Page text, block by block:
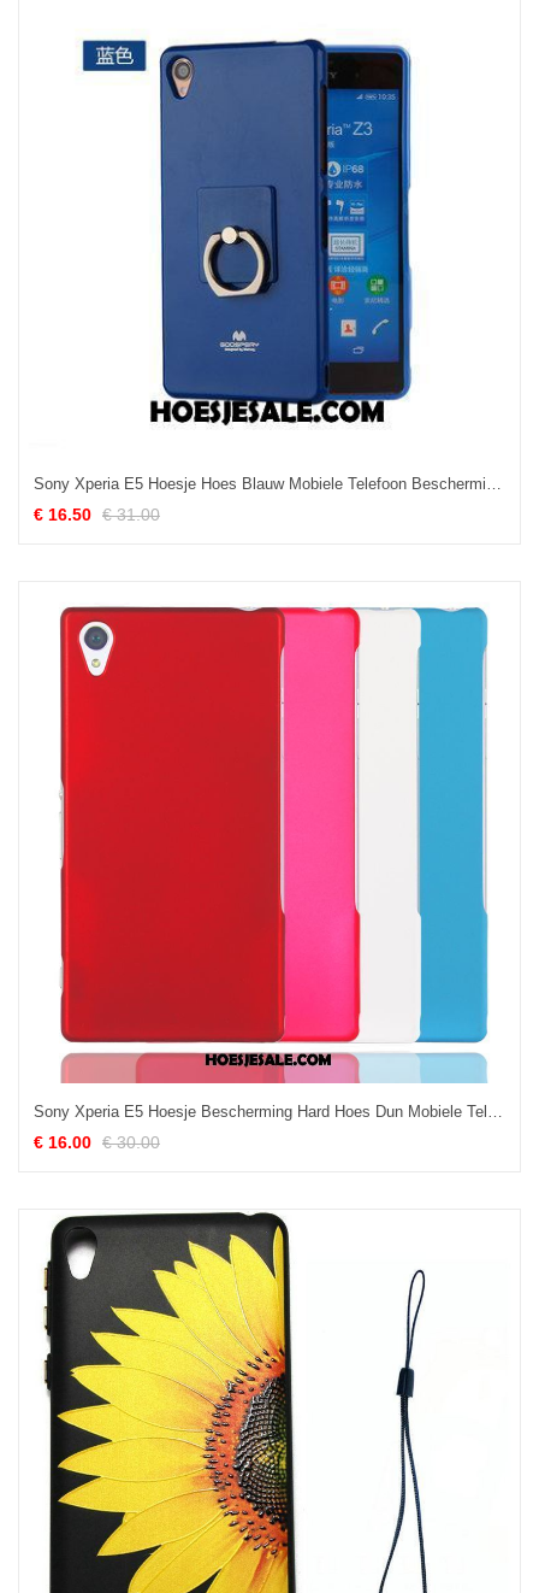
Sony Xperia E5 Hoesje Hoes Blauw Mobiele Telefoon Bescherming Online
€ 16.50 € 31.00
Sony Xperia E5 Hoesje Bescherming Hard Hoes Dun Mobiele Telefoon Online
€ 16.00 € 30.00